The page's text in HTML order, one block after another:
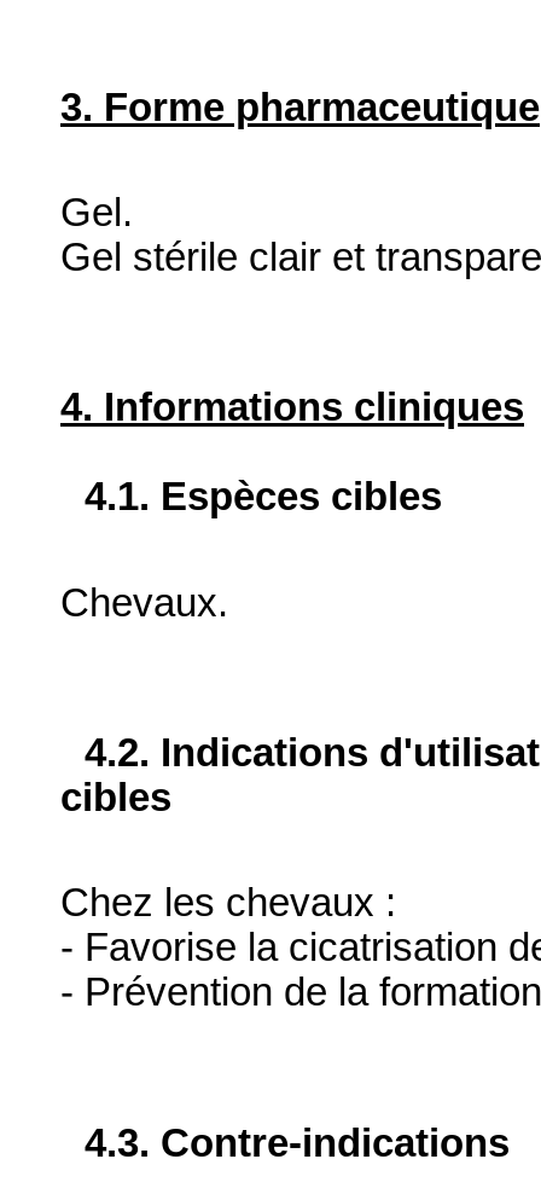
3. Forme pharmaceutique
Gel.
Gel stérile clair et
4. Informations cliniques
4.1. Espèces cibles
Chevaux.
4.2. Indications
cibles
Chez les chevaux :
- Favorise la cicatrisation
- Prévention de la
4.3. Contre-indications